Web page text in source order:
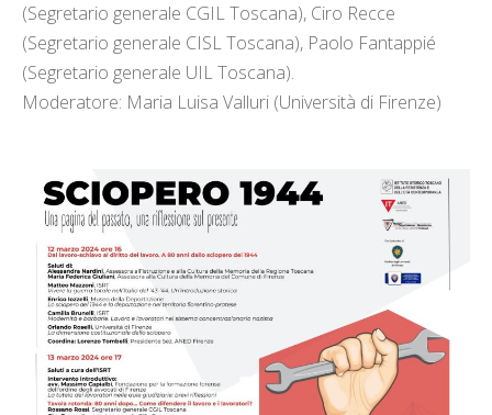
(Segretario generale CGIL Toscana), Ciro Recce
(Segretario generale CISL Toscana), Paolo Fantappié
(Segretario generale UIL Toscana).
Moderatore: Maria Luisa Valluri (Università di Firenze)